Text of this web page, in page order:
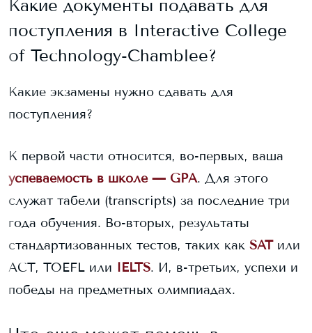
Какие документы подавать для
поступления в Interactive College
of Technology-Chamblee?
Какие экзамены нужно сдавать для
поступления?
К первой части относится, во-первых, ваша
успеваемость в школе — GPA. Для этого
служат табели (transcripts) за последние три
года обучения. Во-вторых, результаты
стандартизованных тестов, таких как SAT или
ACT, TOEFL или IELTS. И, в-третьих, успехи и
победы на предметных олимпиадах.